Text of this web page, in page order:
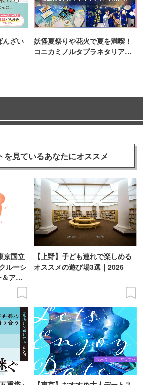
んざい
妖怪夏祭りや花火で夏を満喫！
コニカミノルタプラネタリア
を見ているあなたにオススメ
京国立
ルーシ
アー
【上野】子ども連れで楽しめる
オススメの遊び場3選｜2026